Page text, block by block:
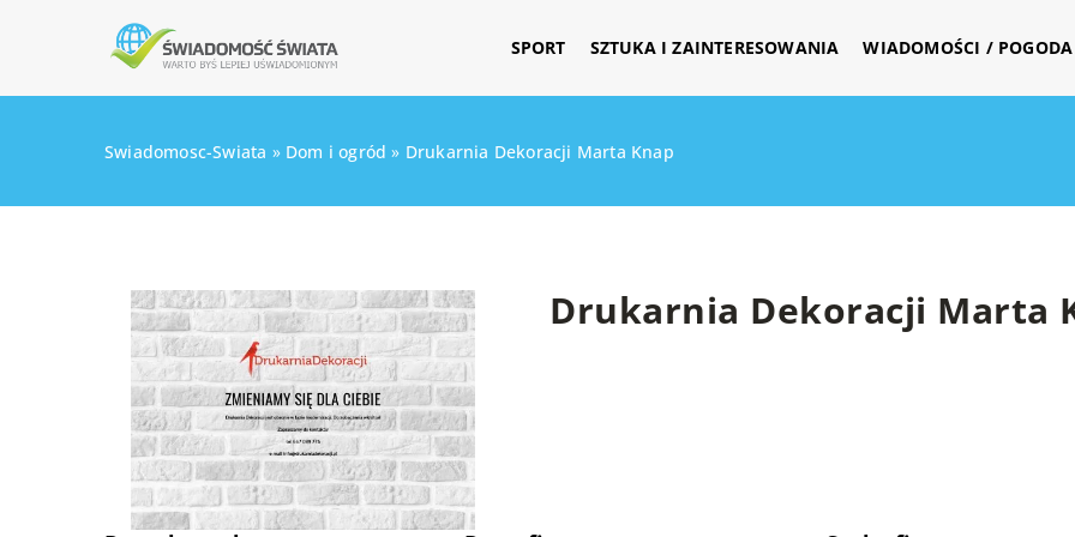
SPORT SZTUKA I ZAINTERESOWANIA WIADOMOŚCI /
Swiadomosc-Swiata » Dom i ogród » Drukarnia Dekoracji Marta Knap
Drukarnia Dekoracji Marta